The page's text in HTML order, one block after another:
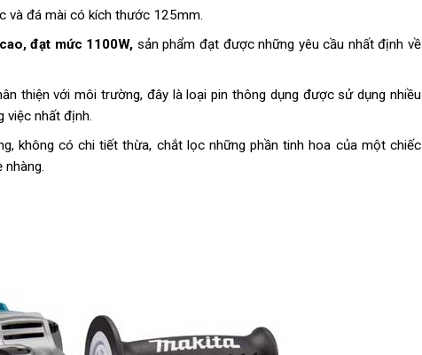
và đá mài có kích thước 125mm.
đạt mức 1100W, sản phẩm đạt được những yêu cầu nhất định về
thiện với môi trường, đây là loại pin thông dụng được sử dụng nhiều
việc nhất định.
không có chi tiết thừa, chắt lọc những phần tinh hoa của một chiếc
nhàng.